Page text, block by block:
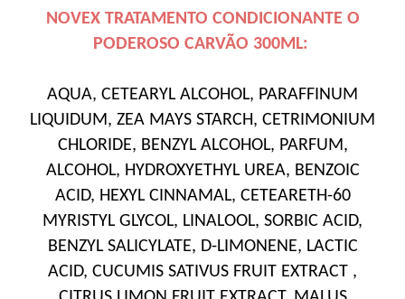
NOVEX TRATAMENTO CONDICIONANTE O
PODEROSO CARVÃO 300ML:
AQUA, CETEARYL ALCOHOL, PARAFFINUM
LIQUIDUM, ZEA MAYS STARCH, CETRIMONIUM
CHLORIDE, BENZYL ALCOHOL, PARFUM,
ALCOHOL, HYDROXYETHYL UREA, BENZOIC
ACID, HEXYL CINNAMAL, CETEARETH-60
MYRISTYL GLYCOL, LINALOOL, SORBIC ACID,
BENZYL SALICYLATE, D-LIMONENE, LACTIC
ACID, CUCUMIS SATIVUS FRUIT EXTRACT ,